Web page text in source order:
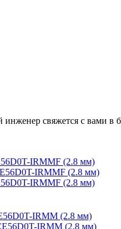
свяжется с вами в
IRMMF (2.8 мм)
IRMMF (2.8 мм)
IRMM (2.8 мм)